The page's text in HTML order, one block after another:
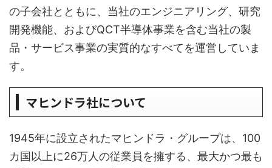
の子会社とともに、当社のエンジニアリング、研究
開発機能、およびQCT半導体事業を含む当社の製
品・サービス事業の実質的なすべてを運営していま
す。
マヒンドラ社について
1945年に設立されたマヒンドラ・グループは、100
カ国以上に26万人の従業員を擁する、最大かつ最も